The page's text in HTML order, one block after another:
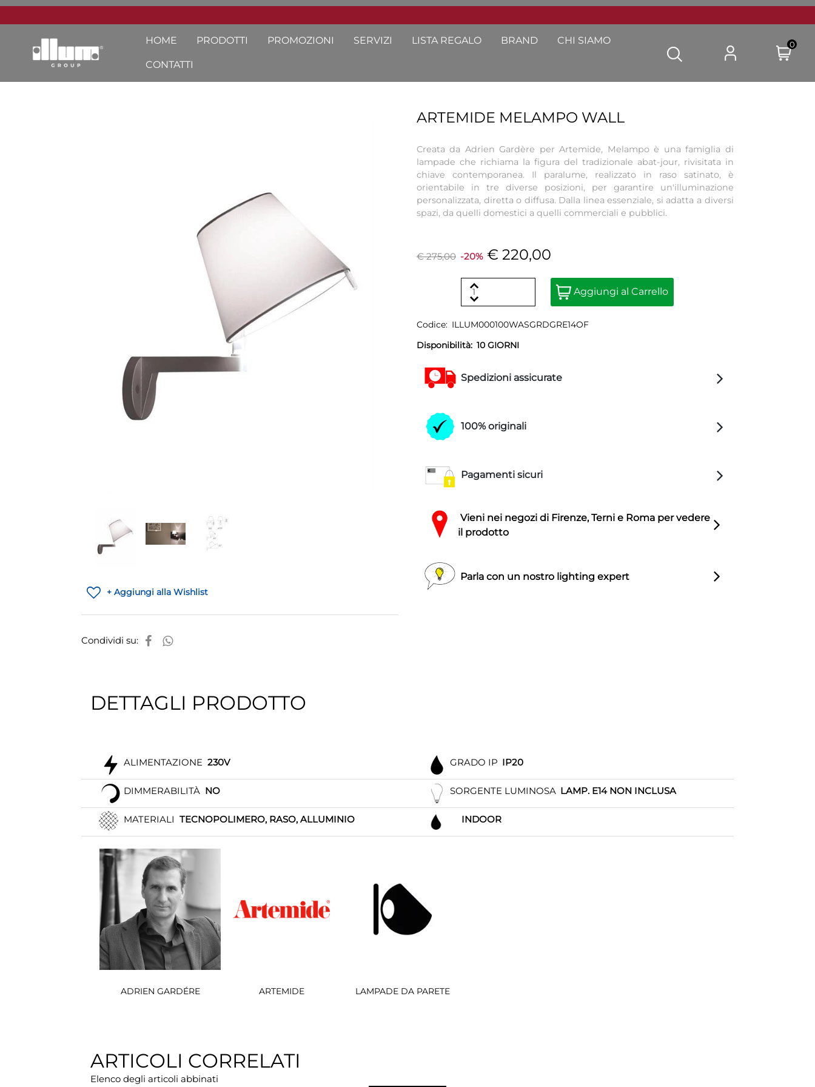
HOME PRODOTTI PROMOZIONI SERVIZI LISTA REGALO BRAND CHI SIAMO
CONTATTI
0
+ Aggiungi alla Wishlist
Condividi su:
ARTEMIDE MELAMPO WALL
Creata da Adrien Gardère per Artemide, Melampo è una famiglia di
lampade che richiama la figura del tradizionale abat-jour, rivisitata in
chiave contemporanea. Il paralume, realizzato in raso satinato, è
orientabile in tre diverse posizioni, per garantire un'illuminazione
personalizzata, diretta o diffusa. Dalla linea essenziale, si adatta a diversi
spazi, da quelli domestici a quelli commerciali e pubblici.
€ 275,00 -20% € 220,00
Quantità
Aggiungi al Carrello
Codice: ILLUM000100WASGRDGRE14OF
Disponibilità: 10 GIORNI
Spedizioni assicurate
100% originali
Pagamenti sicuri
Vieni nei negozi di Firenze, Terni e Roma per vedere
il prodotto
Parla con un nostro lighting expert
DETTAGLI PRODOTTO
ALIMENTAZIONE 230V
DIMMERABILITÀ NO
MATERIALI TECNOPOLIMERO, RASO, ALLUMINIO
GRADO IP IP20
SORGENTE LUMINOSA LAMP. E14 NON INCLUSA
INDOOR
ADRIEN GARDÉRE ARTEMIDE LAMPADE DA PARETE
ARTICOLI CORRELATI
Elenco degli articoli abbinati